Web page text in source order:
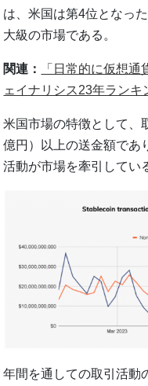
は、米国は第4位となっ
大級の市場である。
関連：
「日常的に仮想
ェイナリシス23年ランキ
米国市場の特徴として、
億円）以上の送金額であ
活動が市場を牽引してい
年間を通しての取引活動